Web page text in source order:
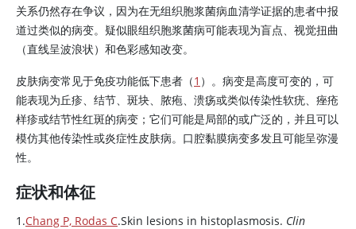
关系仍然存在争议，因为在无组织胞浆菌病血清学证据的患者中报
道过类似的病变。疑似眼组织胞浆菌病可能表现为盲点、视觉扭曲
（直线呈波浪状）和色彩感知改变。
皮肤病变常见于免疫功能低下患者（1 ）。病变是高度可变的，可
能表现为丘疹、结节、斑块、脓疱、溃疡或类似传染性软疣、痤疮
样疹或结节性红斑的病变；它们可能是局部的或广泛的，并且可以
模仿其他传染性或炎症性皮肤病。口腔黏膜病变多发且可能呈弥漫
性。
症状和体征
1.Chang P, Rodas C.Skin lesions in histoplasmosis. Clin